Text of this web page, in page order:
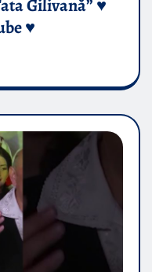
Gilivană” ♥️
♥️